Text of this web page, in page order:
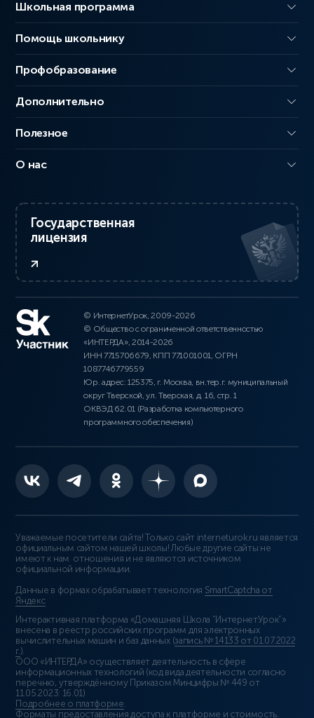
Школьная программа
Помощь школьнику
Профобразование
Дополнительно
Полезное
О нас
Государственная
лицензия
© ИнтернетУрок, 2009-2026
© Общество с ограниченной ответственностью
«ИНТЕРДА», 2014-2026
ИНН 7715706679, КПП 771001001, ОГРН
1087746779559
Юр. адрес: 125375, г. Москва, вн.тер.г. муниципальный
округ Тверской, ул. Тверская, д. 16, стр. 1
ОКВЭД 62.01 (Разработка компьютерного
программного обеспечения)
Уважаемые посетители сайта! Только сайт interneturok.ru является
официальным сайтом нашей школы! Любые другие сайты не
имеют к нам отношения и не являются источником
официальной информации.
Данные в формах обрабатывает технология SmartCaptcha от
Яндекс
Интерактивная платформа «Домашняя Школа “ИнтернетУрок”»
внесена в реестр российских программ для электронных
вычислительных машин и баз данных (запись № 14133 от 01.07.2022
г.).
ООО «ИНТЕРДА» осуществляет деятельность в сфере
информационных технологий (код вида деятельности согласно
перечню, утверждённому Приказом Минцифры № 449 от
11.05.2023: 16.01)
Подробнее о платформе.
Форматы предоставления доступа к платформе и стоимость.